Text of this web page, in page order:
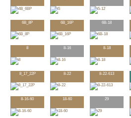
6B_8P 6B_16P 6B-18
8 8-16 8-18
8_17_22P 8-22 8-22-613
8-16-60 18-60 29